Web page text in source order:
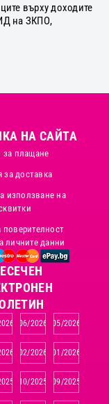
върху доходите
на ЗКПО,
НА САЙТА
за плащане
за доставка
използване на
поверителност
личните данни
06/2026 05/2026
02/2026 01/2026
10/2025 09/2025